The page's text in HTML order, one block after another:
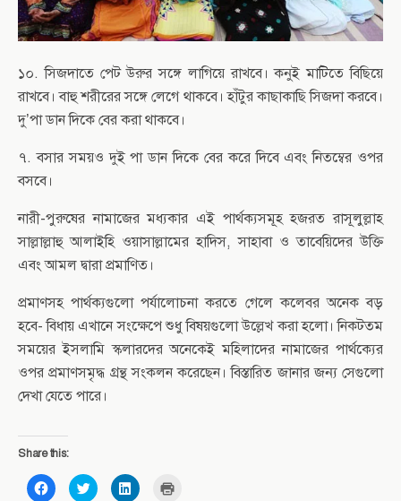
১০. সিজদাতে পেট উরুর সঙ্গে লাগিয়ে রাখবে। কনুই মাটিতে বিছিয়ে
রাখবে। বাহু শরীরের সঙ্গে লেগে থাকবে। হাঁটুর কাছাকাছি সিজদা করবে।
দু’পা ডান দিকে বের করা থাকবে।
৭. বসার সময়ও দুই পা ডান দিকে বের করে দিবে এবং নিতম্বের ওপর
বসবে।
নারী-পুরুষের নামাজের মধ্যকার এই পার্থক্যসমূহ হজরত রাসূলুল্লাহ
সাল্লাল্লাহু আলাইহি ওয়াসাল্লামের হাদিস, সাহাবা ও তাবেয়িদের উক্তি
এবং আমল দ্বারা প্রমাণিত।
প্রমাণসহ পার্থক্যগুলো পর্যালোচনা করতে গেলে কলেবর অনেক বড়
হবে- বিধায় এখানে সংক্ষেপে শুধু বিষয়গুলো উল্লেখ করা হলো। নিকটতম
সময়ের ইসলামি স্কলারদের অনেকেই মহিলাদের নামাজের পার্থক্যের
ওপর প্রমাণসমৃদ্ধ গ্রন্থ সংকলন করেছেন। বিস্তারিত জানার জন্য সেগুলো
দেখা যেতে পারে।
Share this:
C
l
C
l
C
l